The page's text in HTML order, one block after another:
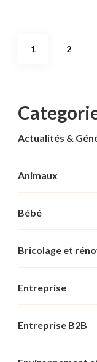
Pagination
PAGE
1 PAGE
2
Actualités &
Animaux
Bébé
Bricolage et
Entreprise
Entreprise B2B